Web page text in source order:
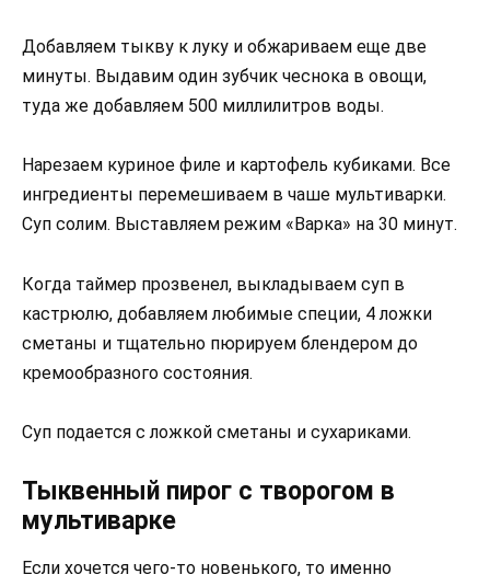
Добавляем тыкву к луку и обжариваем еще две
минуты. Выдавим один зубчик чеснока в овощи,
туда же добавляем 500 миллилитров воды.
Нарезаем куриное филе и картофель кубиками. Все
ингредиенты перемешиваем в чаше мультиварки.
Суп солим. Выставляем режим «Варка» на 30 минут.
Когда таймер прозвенел, выкладываем суп в
кастрюлю, добавляем любимые специи, 4 ложки
сметаны и тщательно пюрируем блендером до
кремообразного состояния.
Суп подается с ложкой сметаны и сухариками.
Тыквенный пирог с творогом в
мультиварке
Если хочется чего-то новенького, то именно